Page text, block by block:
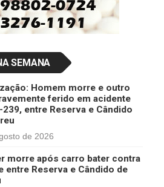
SEMANA
Homem morre e outro
ferido em acidente
239, entre Reserva e Cândido
de 2026
morre após carro bater contra
entre Reserva e Cândido de